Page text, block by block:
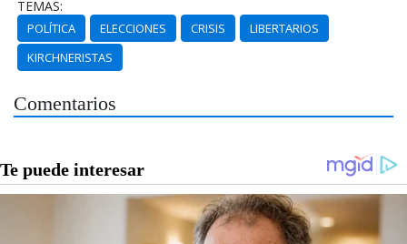
TEMAS:
POLÍTICA ELECCIONES CRISIS
LIBERTARIOS
KIRCHNERISTAS
Comentarios